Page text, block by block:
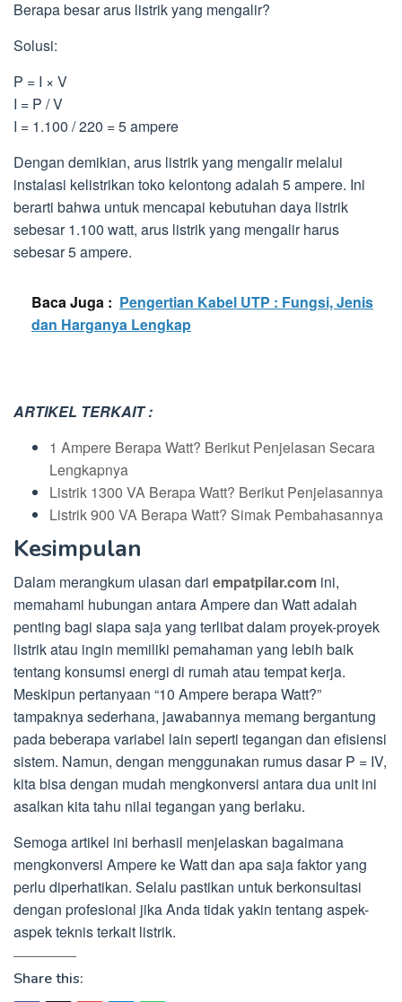
Berapa besar arus listrik yang mengalir?
Solusi:
P = I × V
I = P / V
I = 1.100 / 220 = 5 ampere
Dengan demikian, arus listrik yang mengalir melalui
instalasi kelistrikan toko kelontong adalah 5 ampere. Ini
berarti bahwa untuk mencapai kebutuhan daya listrik
sebesar 1.100 watt, arus listrik yang mengalir harus
sebesar 5 ampere.
Baca Juga : Pengertian Kabel UTP : Fungsi, Jenis
dan Harganya Lengkap
ARTIKEL TERKAIT :
1 Ampere Berapa Watt? Berikut Penjelasan Secara
Lengkapnya
Listrik 1300 VA Berapa Watt? Berikut Penjelasannya
Listrik 900 VA Berapa Watt? Simak Pembahasannya
Kesimpulan
Dalam merangkum ulasan dari empatpilar.com ini,
memahami hubungan antara Ampere dan Watt adalah
penting bagi siapa saja yang terlibat dalam proyek-proyek
listrik atau ingin memiliki pemahaman yang lebih baik
tentang konsumsi energi di rumah atau tempat kerja.
Meskipun pertanyaan “10 Ampere berapa Watt?”
tampaknya sederhana, jawabannya memang bergantung
pada beberapa variabel lain seperti tegangan dan efisiensi
sistem. Namun, dengan menggunakan rumus dasar P = IV,
kita bisa dengan mudah mengkonversi antara dua unit ini
asalkan kita tahu nilai tegangan yang berlaku.
Semoga artikel ini berhasil menjelaskan bagaimana
mengkonversi Ampere ke Watt dan apa saja faktor yang
perlu diperhatikan. Selalu pastikan untuk berkonsultasi
dengan profesional jika Anda tidak yakin tentang aspek-
aspek teknis terkait listrik.
Share this: